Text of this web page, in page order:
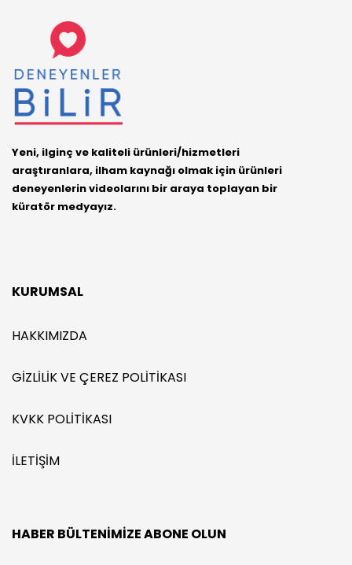
Yeni, ilginç ve kaliteli ürünleri/hizmetleri
araştıranlara, ilham kaynağı olmak için ürünleri
deneyenlerin videolarını bir araya toplayan bir
küratör medyayız.
KURUMSAL
HAKKIMIZDA
GIZLILIK VE ÇEREZ POLITIKASI
KVKK POLITIKASI
İLETIŞIM
HABER BÜLTENIMIZE ABONE OLUN